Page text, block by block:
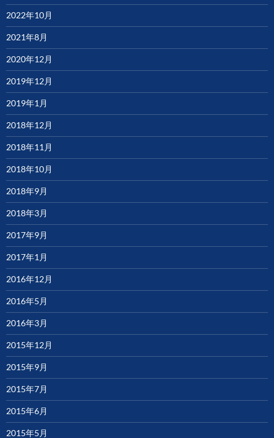
2022年10月
2021年8月
2020年12月
2019年12月
2019年1月
2018年12月
2018年11月
2018年10月
2018年9月
2018年3月
2017年9月
2017年1月
2016年12月
2016年5月
2016年3月
2015年12月
2015年9月
2015年7月
2015年6月
2015年5月